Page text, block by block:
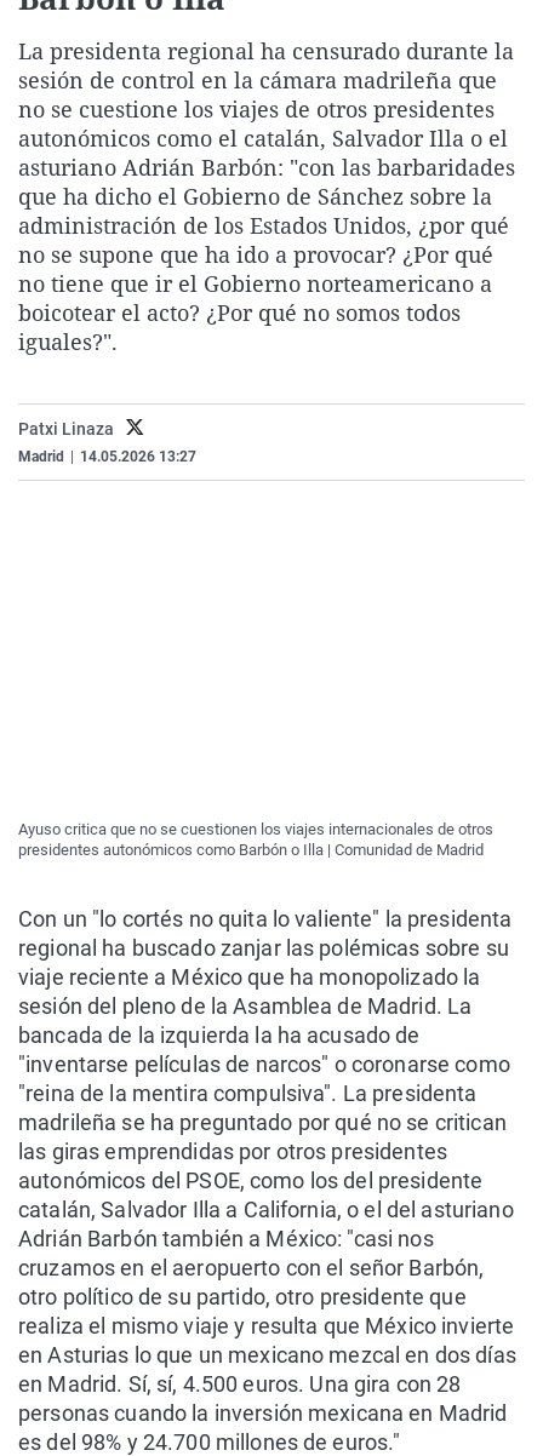
Gente viajera
Como el perro y el
Retornados
Equipo de
Operación Viuda
Galicia
La Rioja
Navarra
País Vasco
Televisión
Elecciones
La presidenta regional ha censurado durante la
sesión de control en la cámara madrileña que
no se cuestione los viajes de otros presidentes
autonómicos como el catalán, Salvador Illa o el
asturiano Adrián Barbón: "con las barbaridades
que ha dicho el Gobierno de Sánchez sobre la
administración de los Estados Unidos, ¿por qué
no se supone que ha ido a provocar? ¿Por qué
no tiene que ir el Gobierno norteamericano a
boicotear el acto? ¿Por qué no somos todos
iguales?".
Patxi Linaza
Madrid 14.05.2026 13:27
Ayuso critica que no se cuestionen los viajes internacionales de otros
presidentes autonómicos como Barbón o Illa | Comunidad de Madrid
Con un "lo cortés no quita lo valiente" la presidenta
regional ha buscado zanjar las polémicas sobre su
viaje reciente a México que ha monopolizado la
sesión del pleno de la Asamblea de Madrid. La
bancada de la izquierda la ha acusado de
"inventarse películas de narcos" o coronarse como
"reina de la mentira compulsiva". La presidenta
madrileña se ha preguntado por qué no se critican
las giras emprendidas por otros presidentes
autonómicos del PSOE, como los del presidente
catalán, Salvador Illa a California, o el del asturiano
Adrián Barbón también a México: "casi nos
cruzamos en el aeropuerto con el señor Barbón,
otro político de su partido, otro presidente que
realiza el mismo viaje y resulta que México invierte
en Asturias lo que un mexicano mezcal en dos días
en Madrid. Sí, sí, 4.500 euros. Una gira con 28
personas cuando la inversión mexicana en Madrid
es del 98% y 24.700 millones de euros."